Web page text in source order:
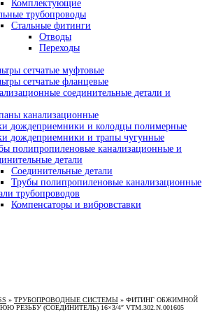
Комплектующие
трубопроводы
Стальные фитинги
Отводы
Переходы
сетчатые муфтовые
сетчатые фланцевые
соединительные детали и
канализационные
дождеприемники и колодцы полимерные
дождеприемники и трапы чугунные
полипропиленовые канализационные и
детали
Соединительные детали
Трубы полипропиленовые канализационные
трубопроводов
Компенсаторы и вибровставки
» ТРУБОПРОВОДНЫЕ СИСТЕМЫ » ФИТИНГ ОБЖИМНОЙ
(СОЕДИНИТЕЛЬ) 16×3/4″ VTM.302.N.001605